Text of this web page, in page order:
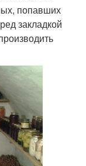
попавших
закладкой